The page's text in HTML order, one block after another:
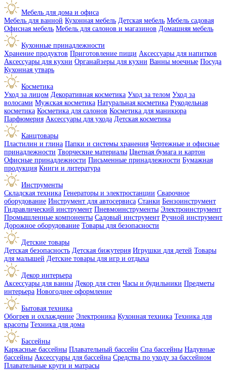
Мебель для дома и офиса
Мебель для ванной Кухонная мебель Детская мебель Мебель садовая
Офисная мебель Мебель для салонов и магазинов Домашняя мебель
Кухонные принадлежности
Хранение продуктов Приготовление пищи Аксессуары для напитков
Аксессуары для кухни Органайзеры для кухни Ванны моечные Посуда
Кухонная утварь
Косметика
Уход за лицом Декоративная косметика Уход за телом Уход за
волосами Мужская косметика Натуральная косметика Рукодельная
косметика Косметика для салонов Косметика для маникюра
Парфюмерия Аксессуары для ухода Детская косметика
Канцтовары
Пластилин и глина Папки и системы хранения Чертежные и офисные
принадлежности Творческие материалы Цветная бумага и картон
Офисные принадлежности Письменные принадлежности Бумажная
продукция Книги и литература
Инструменты
Складская техника Генераторы и электростанции Сварочное
оборудование Инструмент для автосервиса Станки Бензоинструмент
Гидравлический инструмент Пневмоинструменты Электроинструмент
Промышленные компоненты Садовый инструмент Ручной инструмент
Дорожное оборудование Товары для безопасности
Детские товары
Детская безопасность Детская бижутерия Игрушки для детей Товары
для малышей Детские товары для игр и отдыха
Декор интерьера
Аксессуары для ванны Декор для стен Часы и будильники Предметы
интерьера Новогоднее оформление
Бытовая техника
Обогрев и охлаждение Электроника Кухонная техника Техника для
красоты Техника для дома
Бассейны
Каркасные бассейны Плавательный бассейн Спа бассейны Надувные
бассейны Аксессуары для бассейна Средства по уходу за бассейном
Плавательные круги и матрасы